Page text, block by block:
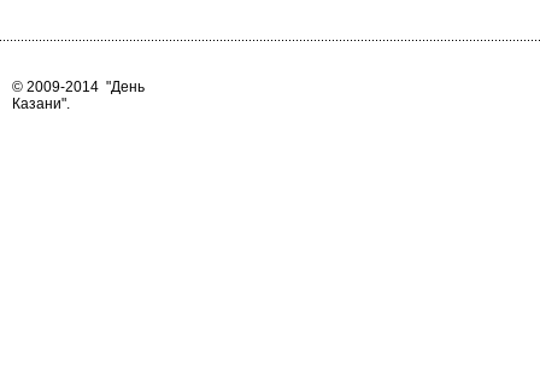
© 2009-2014 "День
Казани".